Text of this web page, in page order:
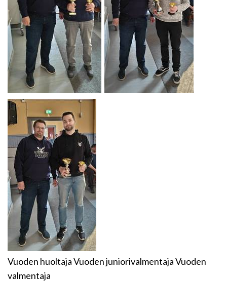
Vuoden huoltaja Vuoden juniorivalmentaja Vuoden
valmentaja